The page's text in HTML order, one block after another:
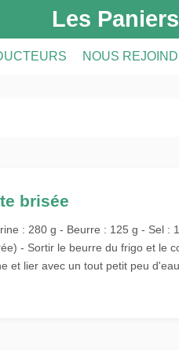
Les
NOUS
brisée
: 280 g - Beurre : 125 g - Sel :
- Sortir le beurre du frigo et le
et lier avec un tout petit peu